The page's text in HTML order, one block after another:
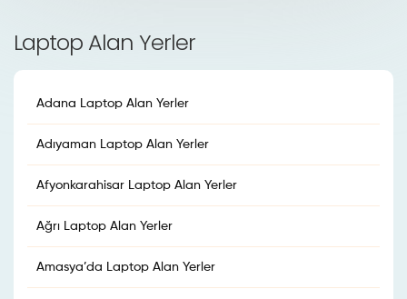
Laptop Alan Yerler
Adana Laptop Alan Yerler
Adıyaman Laptop Alan Yerler
Afyonkarahisar Laptop Alan Yerler
Ağrı Laptop Alan Yerler
Amasya’da Laptop Alan Yerler